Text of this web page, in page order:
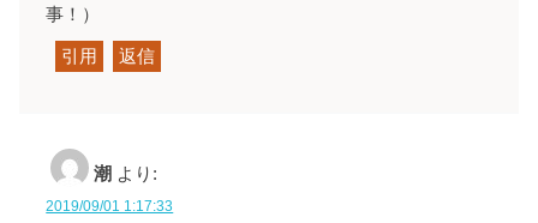
事！）
引用 返信
潮 より:
2019/09/01 1:17:33